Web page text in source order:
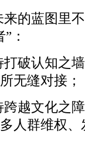
来的蓝图里
：
打破认知之
无缝对接；
跨越文化之
人群维权